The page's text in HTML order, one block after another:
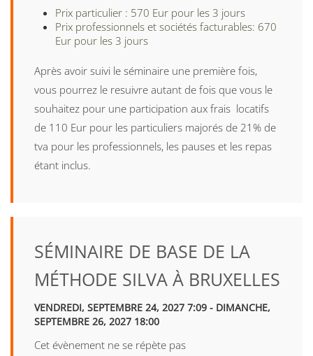
Prix particulier : 570 Eur pour les 3 jours
Prix professionnels et sociétés facturables: 670
Eur pour les 3 jours
Après avoir suivi le séminaire une première fois,
vous pourrez le resuivre autant de fois que vous le
souhaitez pour une participation aux frais locatifs
de 110 Eur pour les particuliers majorés de 21% de
tva pour les professionnels, les pauses et les repas
étant inclus.
SÉMINAIRE DE BASE DE LA
MÉTHODE SILVA À BRUXELLES
VENDREDI, SEPTEMBRE 24, 2027 7:09 - DIMANCHE,
SEPTEMBRE 26, 2027 18:00
Cet évènement ne se répète pas